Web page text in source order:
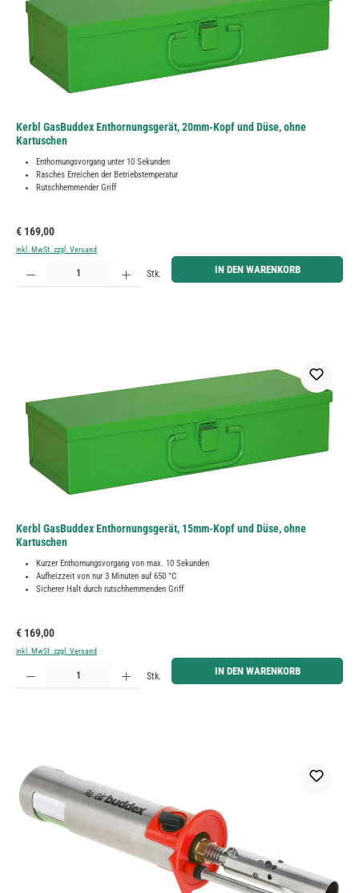
Kerbl GasBuddex Enthornungsgerät, 20mm-Kopf und Düse, ohne
Kartuschen
Enthornungsvorgang unter 10 Sekunden
Rasches Erreichen der Betriebstemperatur
Rutschhemmender Griff
Regulärer Preis:
€ 169,00
inkl. MwSt. zzgl. Versand
Produkt Anzahl: Gib den gewünschten Wert ein oder benutze die Schaltflächen um die Anzahl zu
Stk. IN DEN WARENKORB
Kerbl GasBuddex Enthornungsgerät, 15mm-Kopf und Düse, ohne
Kartuschen
Kurzer Enthornungsvorgang von max. 10 Sekunden
Aufheizzeit von nur 3 Minuten auf 650 °C
Sicherer Halt durch rutschhemmenden Griff
Regulärer Preis:
€ 169,00
inkl. MwSt. zzgl. Versand
Produkt Anzahl: Gib den gewünschten Wert ein oder benutze die Schaltflächen um die Anzahl zu
Stk. IN DEN WARENKORB